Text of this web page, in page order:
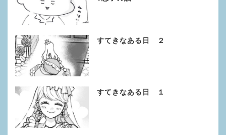
すてきなある日 ２
すてきなある日 １